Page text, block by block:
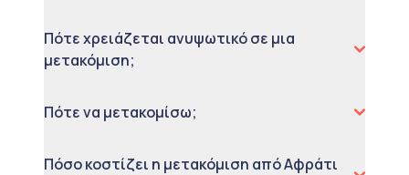
Πότε χρειάζεται ανυψωτικό σε μια
μετακόμιση;
Πότε να μετακομίσω;
Πόσο κοστίζει η μετακόμιση από Αφράτι